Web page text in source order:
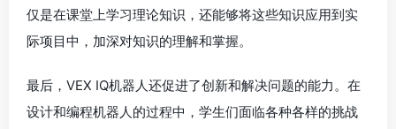
仅是在课堂上学习理论知识，还能够将这些知识应用到实
际项目中，加深对知识的理解和掌握。
最后，VEX IQ机器人还促进了创新和解决问题的能力。在
设计和编程机器人的过程中，学生们面临各种各样的挑战